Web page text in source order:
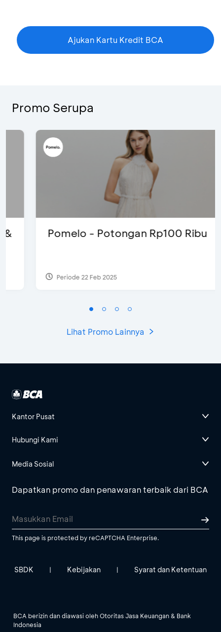
Ajukan Kartu Kredit BCA
Promo Serupa
Pomelo - Potongan Rp100 Ribu
Periode 22 Feb 2025
Lihat Promo Lainnya
Kantor Pusat
Hubungi Kami
Media Sosial
Dapatkan promo dan penawaran terbaik dari BCA
This page is protected by reCAPTCHA Enterprise.
SBDK | Kebijakan | Syarat dan Ketentuan
BCA berizin dan diawasi oleh Otoritas Jasa Keuangan & Bank
Indonesia